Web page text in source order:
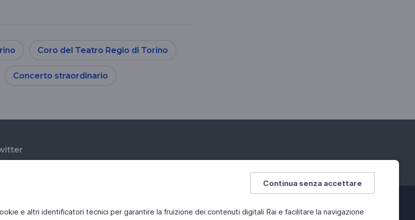
Continua senza accettare
e altri identificatori tecnici per garantire la fruizione dei contenuti digitali Rai e facilitare la navigazione
Coro del Teatro Regio di Torino
Concerto straordinario